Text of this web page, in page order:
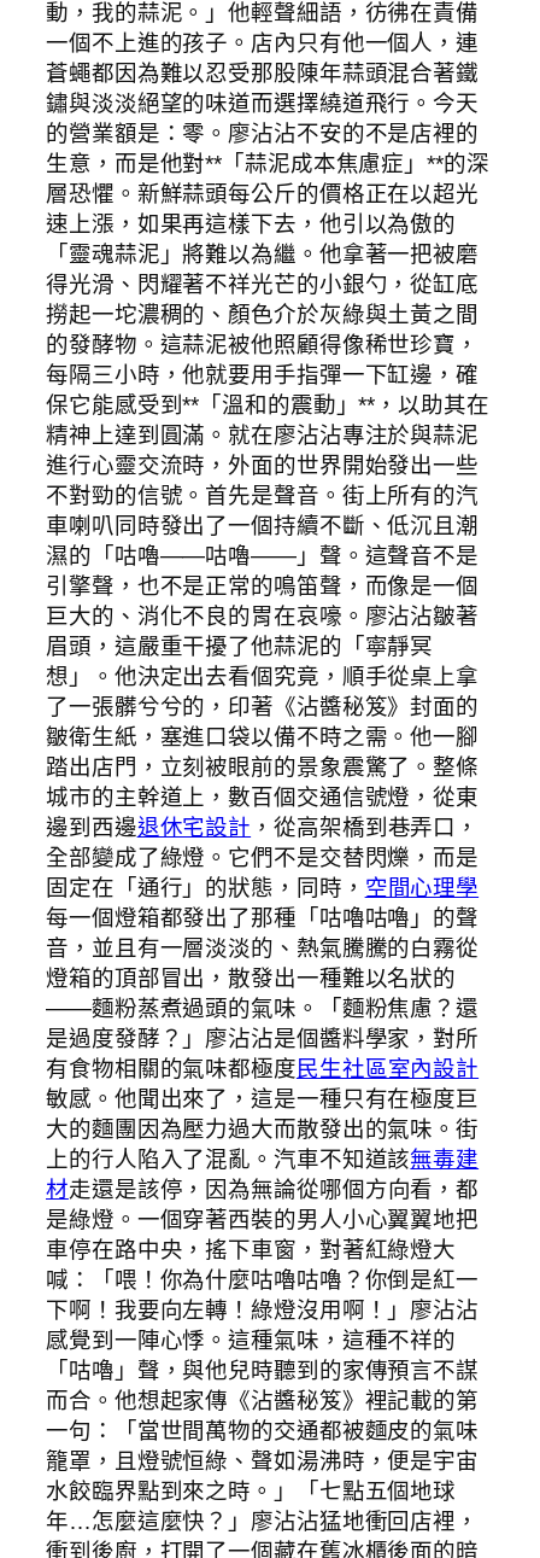
動，我的蒜泥。」他輕聲細語，彷彿在責備
一個不上進的孩子。店內只有他一個人，連
蒼蠅都因為難以忍受那股陳年蒜頭混合著鐵
鏽與淡淡絕望的味道而選擇繞道飛行。今天
的營業額是：零。廖沾沾不安的不是店裡的
生意，而是他對**「蒜泥成本焦慮症」**的深
層恐懼。新鮮蒜頭每公斤的價格正在以超光
速上漲，如果再這樣下去，他引以為傲的
「靈魂蒜泥」將難以為繼。他拿著一把被磨
得光滑、閃耀著不祥光芒的小銀勺，從缸底
撈起一坨濃稠的、顏色介於灰綠與土黃之間
的發酵物。這蒜泥被他照顧得像稀世珍寶，
每隔三小時，他就要用手指彈一下缸邊，確
保它能感受到**「溫和的震動」**，以助其在
精神上達到圓滿。就在廖沾沾專注於與蒜泥
進行心靈交流時，外面的世界開始發出一些
不對勁的信號。首先是聲音。街上所有的汽
車喇叭同時發出了一個持續不斷、低沉且潮
濕的「咕嚕——咕嚕——」聲。這聲音不是
引擎聲，也不是正常的鳴笛聲，而像是一個
巨大的、消化不良的胃在哀嚎。廖沾沾皺著
眉頭，這嚴重干擾了他蒜泥的「寧靜冥
想」。他決定出去看個究竟，順手從桌上拿
了一張髒兮兮的，印著《沾醬秘笈》封面的
皺衛生紙，塞進口袋以備不時之需。他一腳
踏出店門，立刻被眼前的景象震驚了。整條
城市的主幹道上，數百個交通信號燈，從東
邊到西邊退休宅設計 ，從高架橋到巷弄口，
全部變成了綠燈。它們不是交替閃爍，而是
固定在「通行」的狀態，同時， 空間心理學
每一個燈箱都發出了那種「咕嚕咕嚕」的聲
音，並且有一層淡淡的、熱氣騰騰的白霧從
燈箱的頂部冒出，散發出一種難以名狀的
——麵粉蒸煮過頭的氣味。「麵粉焦慮？還
是過度發酵？」廖沾沾是個醬料學家，對所
有食物相關的氣味都極度民生社區室內設計
敏感。他聞出來了，這是一種只有在極度巨
大的麵團因為壓力過大而散發出的氣味。街
上的行人陷入了混亂。汽車不知道該無毒建
材走還是該停，因為無論從哪個方向看，都
是綠燈。一個穿著西裝的男人小心翼翼地把
車停在路中央，搖下車窗，對著紅綠燈大
喊：「喂！你為什麼咕嚕咕嚕？你倒是紅一
下啊！我要向左轉！綠燈沒用啊！」廖沾沾
感覺到一陣心悸。這種氣味，這種不祥的
「咕嚕」聲，與他兒時聽到的家傳預言不謀
而合。他想起家傳《沾醬秘笈》裡記載的第
一句：「當世間萬物的交通都被麵皮的氣味
籠罩，且燈號恒綠、聲如湯沸時，便是宇宙
水餃臨界點到來之時。」「七點五個地球
年…怎麼這麼快？」廖沾沾猛地衝回店裡，
衝到後廚，打開了一個藏在舊冰櫃後面的暗